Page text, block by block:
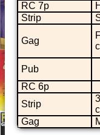
RC 7p
Strip
Gag
Pub
RC 6p
Strip
Gag